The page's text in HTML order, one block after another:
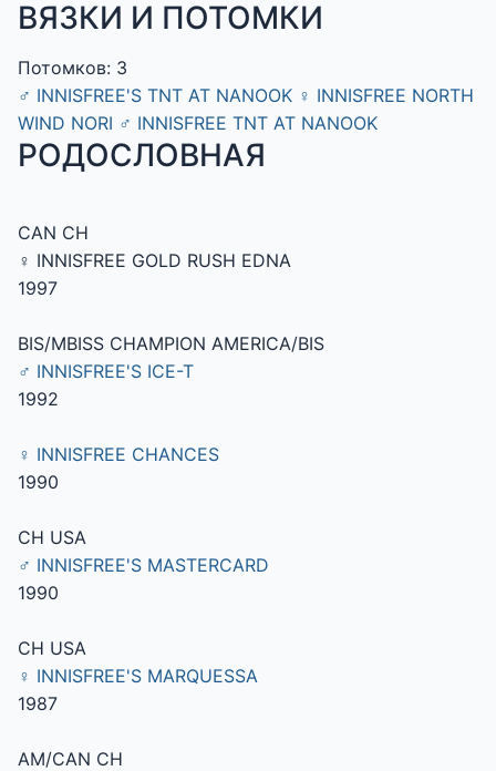
ВЯЗКИ И ПОТОМКИ
Потомков: 3
♂ INNISFREE'S TNT AT NANOOK ♀ INNISFREE NORTH
WIND NORI ♂ INNISFREE TNT AT NANOOK
РОДОСЛОВНАЯ
CAN CH
♀ INNISFREE GOLD RUSH EDNA
1997
BIS/MBISS CHAMPION AMERICA/BIS
♂ INNISFREE'S ICE-T
1992
♀ INNISFREE CHANCES
1990
CH USA
♂ INNISFREE'S MASTERCARD
1990
CH USA
♀ INNISFREE'S MARQUESSA
1987
AM/CAN CH